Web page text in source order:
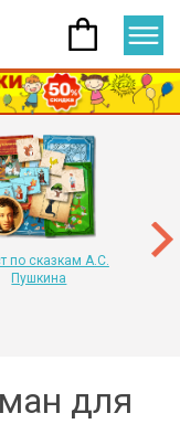
по сказкам А.С.
Пушкина
для